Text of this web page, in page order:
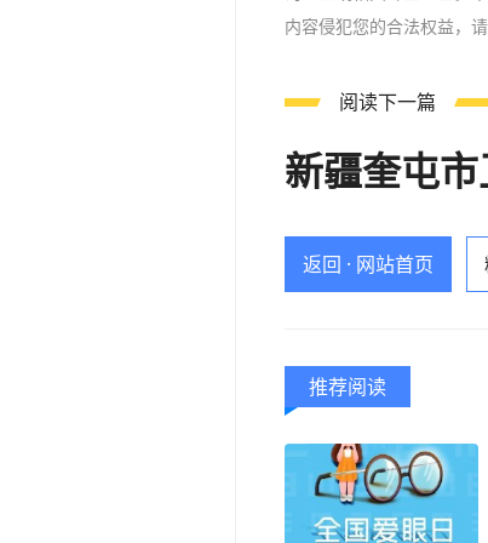
内容侵犯您的合法权益，
阅读下一篇
新疆奎屯
返回 · 网站首页
推荐阅读